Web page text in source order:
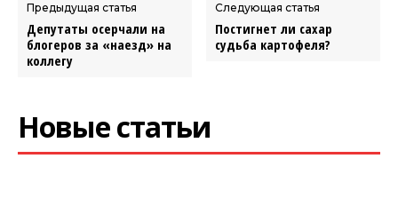
Предыдущая статья
Депутаты осерчали на
блогеров за «наезд» на
коллегу
Следующая статья
Постигнет ли сахар
судьба картофеля?
Новые статьи